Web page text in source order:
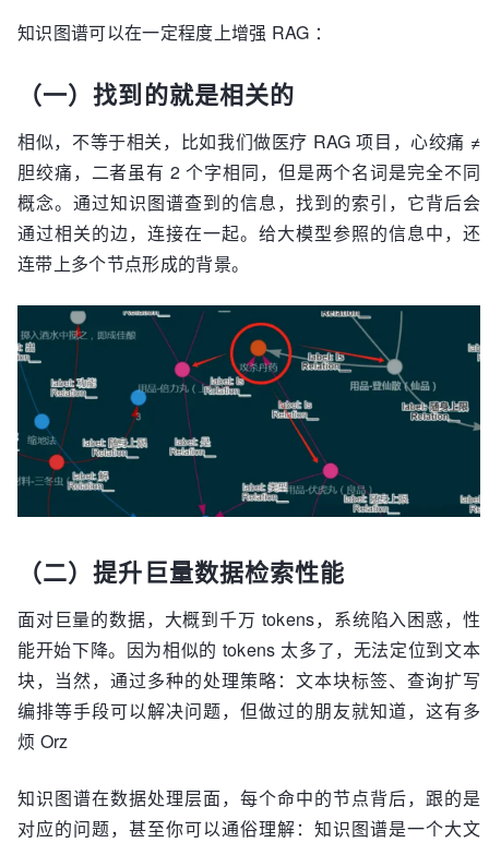
知识图谱可以在一定程度上增强 RAG ：
（一）找到的就是相关的
相似，不等于相关，比如我们做医疗 RAG 项目，心绞痛 ≠
胆绞痛，二者虽有 2 个字相同，但是两个名词是完全不同
概念。通过知识图谱查到的信息，找到的索引，它背后会
通过相关的边，连接在一起。给大模型参照的信息中，还
连带上多个节点形成的背景。
（二）提升巨量数据检索性能
面对巨量的数据，大概到千万 tokens，系统陷入困惑，性
能开始下降。因为相似的 tokens 太多了，无法定位到文本
块，当然，通过多种的处理策略：文本块标签、查询扩写
编排等手段可以解决问题，但做过的朋友就知道，这有多
烦 Orz
知识图谱在数据处理层面，每个命中的节点背后，跟的是
对应的问题，甚至你可以通俗理解：知识图谱是一个大文